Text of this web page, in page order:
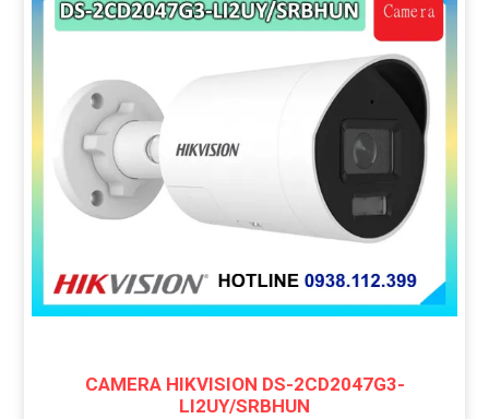
CAMERA HIKVISION DS-2CD2047G3-
LI2UY/SRBHUN